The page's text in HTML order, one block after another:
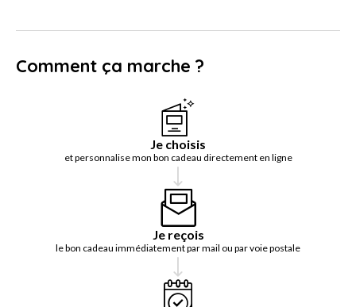
Comment ça marche ?
Je choisis
et personnalise mon bon cadeau directement en ligne
Je reçois
le bon cadeau immédiatement par mail ou par voie postale